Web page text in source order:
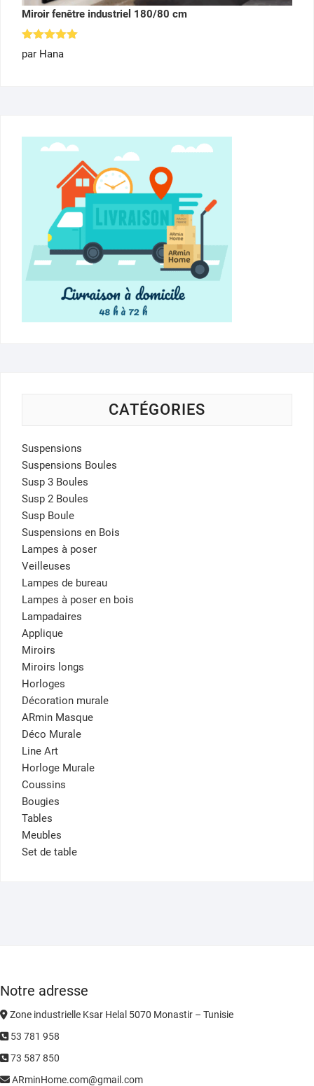
Miroir fenêtre industriel 180/80 cm
Note
sur 5
par Hana
CATÉGORIES
Suspensions
Suspensions Boules
Susp 3 Boules
Susp 2 Boules
Susp Boule
Suspensions en Bois
Lampes à poser
Veilleuses
Lampes de bureau
Lampes à poser en bois
Lampadaires
Applique
Miroirs
Miroirs longs
Horloges
Décoration murale
ARmin Masque
Déco Murale
Line Art
Horloge Murale
Coussins
Bougies
Tables
Meubles
Set de table
Notre adresse
Zone industrielle Ksar Helal 5070 Monastir – Tunisie
53 781 958
73 587 850
ARminHome.com@gmail.com